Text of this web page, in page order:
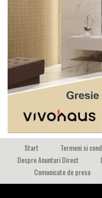
Start Termeni si
Despre Anunturi Direct
Comunicate de presa